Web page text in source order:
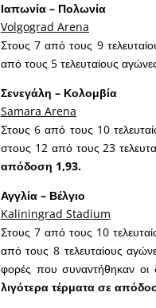
Ιαπωνία – Πολωνία
Volgograd Arena
Στους 7 από τους 9
από τους 5 τελευταίους
Σενεγάλη – Κολομβία
Samara Arena
Στους 6 από τους 10
στους 12 από τους 23
απόδοση 1,93.
Αγγλία – Βέλγιο
Kaliningrad Stadium
Στους 7 από τους 10
από τους 8 τελευταίους
φορές που συναντήθηκαν οι
λιγότερα τέρματα σε